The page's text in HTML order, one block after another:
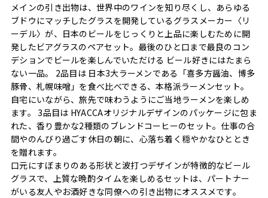
メインの引き出物は、世界中のワインを知り尽くし、あらゆる
ブドウにマッチしたグラスを開発しているグラスメーカー〈リ
ーデル〉が、日本のビールをじっくりと上品に楽しむために開
発したビアグラスのペアセット。最後のひと口まで最良のコン
デションでビールを楽しんでいただける ビール好きにはたまら
ない一品。 2品目は 日本3大ラーメンである「喜多方醤油、博多
豚骨、札幌味噌」を食べ比べできる、本格派ラーメンセット。
自宅にいながら、旅先で味わうようにご当地ラーメンを楽しめ
ます。 3品目は HYACCAオリジナルデザインのパッケージに包ま
れた、香り豊かな2種類のブレンドコーヒーのセット。仕事の合
間やのんびり過ごす休日の朝に、心落ち着く穏やかなひととき
を贈れます。
口元にすぼまりのある形状と波打つデザインが特徴的なビール
グラスで、上質な晩酌タイムを楽しめるセットは、パートナー
がいる友人やお酒好きな同僚への引き出物にオススメです。